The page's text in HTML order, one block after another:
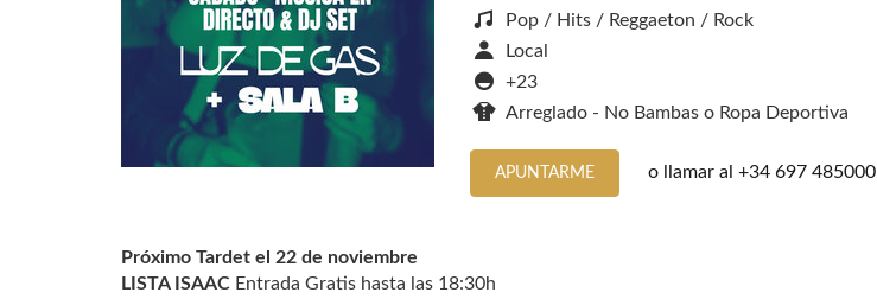
Pop / Hits / Reggaeton / Rock
Local
+23
Arreglado - No Bambas o Ropa Deportiva
APUNTARME o llamar al +34 697 485000
Próximo Tardet el 22 de noviembre
LISTA ISAAC Entrada Gratis hasta las 18:30h